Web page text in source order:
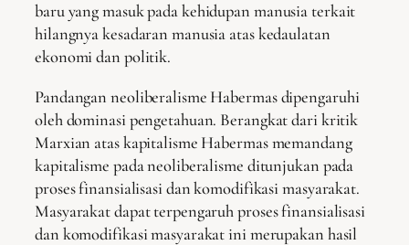
baru yang masuk pada kehidupan manusia terkait
hilangnya kesadaran manusia atas kedaulatan
ekonomi dan politik.
Pandangan neoliberalisme Habermas dipengaruhi
oleh dominasi pengetahuan. Berangkat dari kritik
Marxian atas kapitalisme Habermas memandang
kapitalisme pada neoliberalisme ditunjukan pada
proses finansialisasi dan komodifikasi masyarakat.
Masyarakat dapat terpengaruh proses finansialisasi
dan komodifikasi masyarakat ini merupakan hasil